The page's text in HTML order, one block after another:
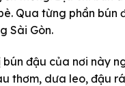
Qua từng phần
Sài Gòn.
đậu của nơi này
thơm, dưa leo, đậu